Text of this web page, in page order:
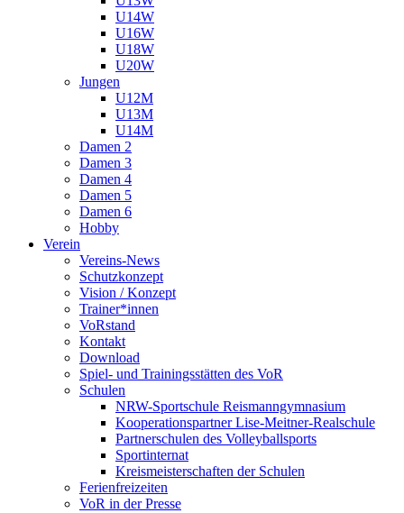
U14W
U16W
U18W
U20W
Jungen
U12M
U13M
U14M
Damen 2
Damen 3
Damen 4
Damen 5
Damen 6
Hobby
Verein
Vereins-News
Schutzkonzept
Vision / Konzept
Trainer*innen
VoRstand
Kontakt
Download
Spiel- und Trainingsstätten des VoR
Schulen
NRW-Sportschule Reismanngymnasium
Kooperationspartner Lise-Meitner-Realschule
Partnerschulen des Volleyballsports
Sportinternat
Kreismeisterschaften der Schulen
Ferienfreizeiten
VoR in der Presse